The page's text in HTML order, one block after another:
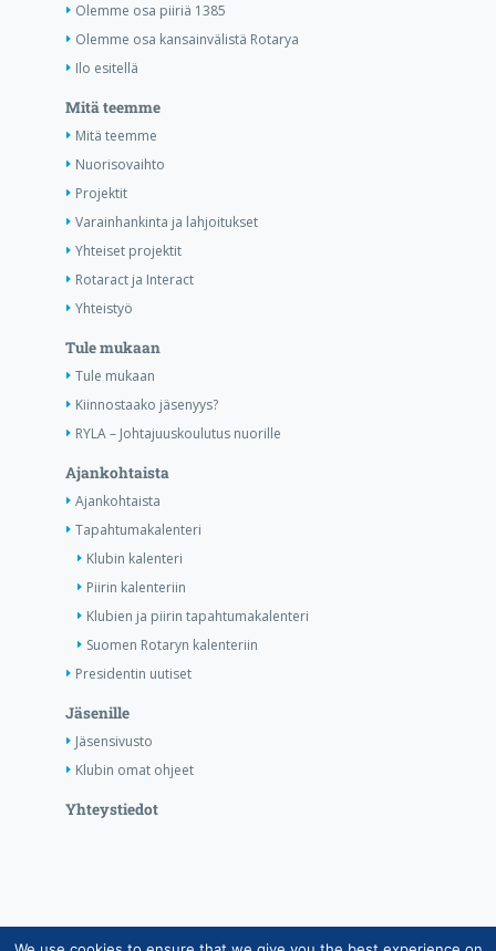
Olemme osa piiriä 1385
Olemme osa kansainvälistä Rotarya
Ilo esitellä
Mitä teemme
Mitä teemme
Nuorisovaihto
Projektit
Varainhankinta ja lahjoitukset
Yhteiset projektit
Rotaract ja Interact
Yhteistyö
Tule mukaan
Tule mukaan
Kiinnostaako jäsenyys?
RYLA – Johtajuuskoulutus nuorille
Ajankohtaista
Ajankohtaista
Tapahtumakalenteri
Klubin kalenteri
Piirin kalenteriin
Klubien ja piirin tapahtumakalenteri
Suomen Rotaryn kalenteriin
Presidentin uutiset
Jäsenille
Jäsensivusto
Klubin omat ohjeet
Yhteystiedot